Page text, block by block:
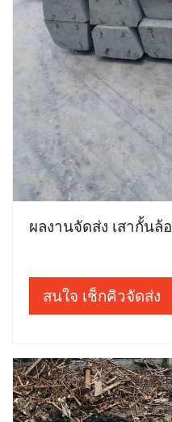
ผลงานจัดส่ง เสากั้นล้อ
สนใจ เช็กคิวจัดส่ง